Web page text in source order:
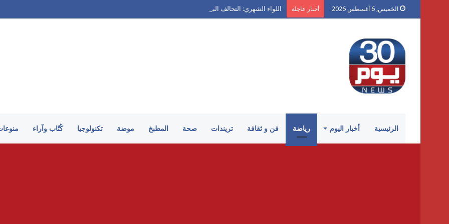
الخميس, 6 أغسطس 2026 أخبار عاجلة اللواء الشهري: التحالف البحري بقيادة السعودية يمتلك استراتيجية لمواجهة التحديات
الرئيسية أخبار اليوم رياضة فن و ثقافة تريندات صحة المطبخ موضة تكنولوجيا كُتّاب وآراء